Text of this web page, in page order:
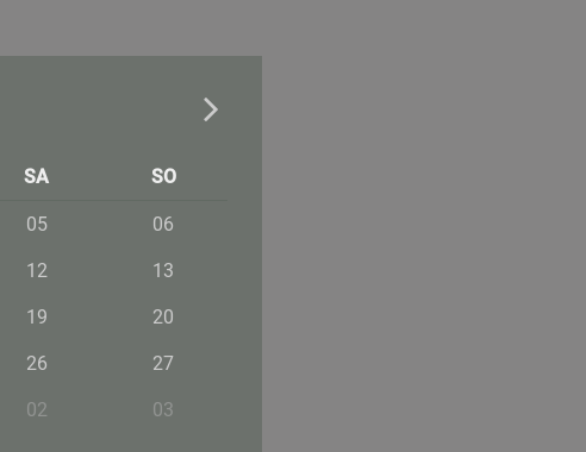
SA SO
05 06
12 13
19 20
26 27
02 03